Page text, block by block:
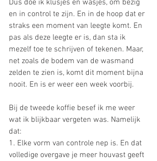
Dus doe ik klusjes en wasjes, om bezig
en in control te zijn. En in de hoop dat er
straks een moment van leegte komt. En
pas als deze leegte er is, dan sta ik
mezelf toe te schrijven of tekenen. Maar,
net zoals de bodem van de wasmand
zelden te zien is, komt dit moment bijna
nooit. En is er weer een week voorbij.
Bij de tweede koffie besef ik me weer
wat ik blijkbaar vergeten was. Namelijk
dat:
1. Elke vorm van controle nep is. En dat
volledige overgave je meer houvast geeft